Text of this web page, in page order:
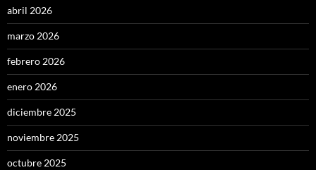
abril 2026
marzo 2026
febrero 2026
enero 2026
diciembre 2025
noviembre 2025
octubre 2025